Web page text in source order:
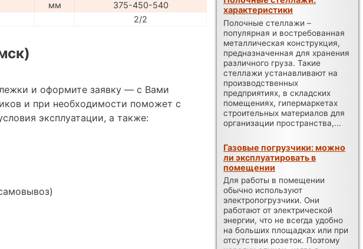
мм
375-450-540
2/2
и оформите заявку — с Вами
и при необходимости поможет с
эксплуатации, а также:
характеристики
Полочные стеллажи –
популярная и востребованная
металлическая конструкция,
предназначенная для хранения
различного груза. Такие
стеллажи устанавливают на
производственных
предприятиях, в складских
помещениях, гипермаркетах
строительных материалов для
организации пространства,...
Газовые погрузчики: можно
ли эксплуатировать в
помещении
Для работы в помещении
обычно используют
электропогрузчики. Они
работают от электрической
энергии, что не всегда удобно
на больших площадках или при
отсутствии розеток. Поэтому